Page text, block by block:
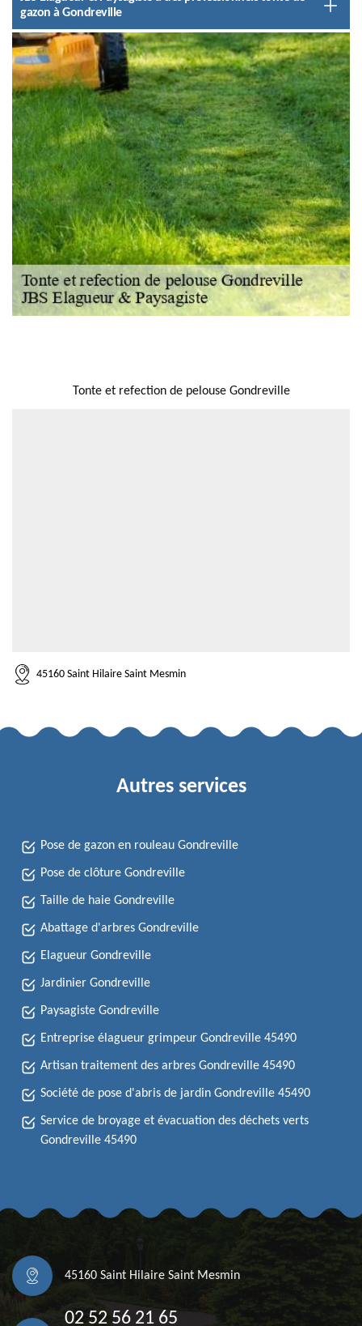
gazon à Gondreville
Tonte et refection de pelouse Gondreville
45160 Saint Hilaire Saint Mesmin
Autres services
Pose de gazon en rouleau Gondreville
Pose de clôture Gondreville
Taille de haie Gondreville
Abattage d'arbres Gondreville
Elagueur Gondreville
Jardinier Gondreville
Paysagiste Gondreville
Entreprise élagueur grimpeur Gondreville 45490
Artisan traitement des arbres Gondreville 45490
Société de pose d'abris de jardin Gondreville 45490
Service de broyage et évacuation des déchets verts
Gondreville 45490
45160 Saint Hilaire Saint Mesmin
02 52 56 21 65